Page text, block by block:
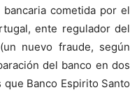
cometida por el
ente regulador del
nuevo fraude, según
del banco en dos
Banco Espirito Santo